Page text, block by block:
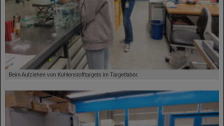
©
Beim Aufziehen von Kohlenstofftargets im Targetlabor.